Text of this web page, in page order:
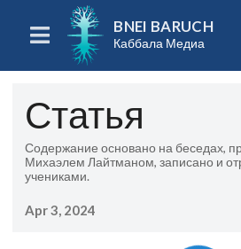
BNEI BARUCH
Каббала Медиа
Статья
Содержание основано на беседах,
Михаэлем Лайтманом, записано и
учениками.
Apr 3, 2024